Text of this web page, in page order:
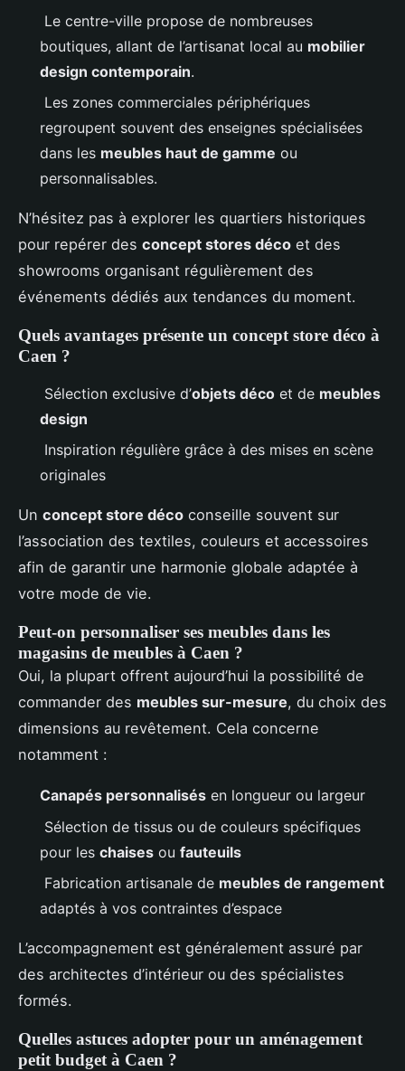
Le centre-ville propose de nombreuses
boutiques, allant de l’artisanat local au mobilier
design contemporain.
Les zones commerciales périphériques
regroupent souvent des enseignes spécialisées
dans les meubles haut de gamme ou
personnalisables.
N’hésitez pas à explorer les quartiers historiques
pour repérer des concept stores déco et des
showrooms organisant régulièrement des
événements dédiés aux tendances du moment.
Quels avantages présente un concept store déco à
Caen ?
Sélection exclusive d’objets déco et de meubles
design
Inspiration régulière grâce à des mises en scène
originales
Un concept store déco conseille souvent sur
l’association des textiles, couleurs et accessoires
afin de garantir une harmonie globale adaptée à
votre mode de vie.
Peut-on personnaliser ses meubles dans les
magasins de meubles à Caen ?
Oui, la plupart offrent aujourd’hui la possibilité de
commander des meubles sur-mesure, du choix des
dimensions au revêtement. Cela concerne
notamment :
Canapés personnalisés en longueur ou largeur
Sélection de tissus ou de couleurs spécifiques
pour les chaises ou fauteuils
Fabrication artisanale de meubles de rangement
adaptés à vos contraintes d’espace
L’accompagnement est généralement assuré par
des architectes d’intérieur ou des spécialistes
formés.
Quelles astuces adopter pour un aménagement
petit budget à Caen ?